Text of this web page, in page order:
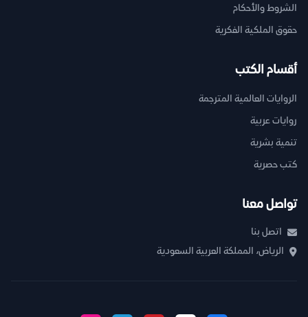
الشروط والأحكام
حقوق الملكية الفكرية
أقسام الكتب
الروايات العالمية المترجمة
روايات عربية
تنمية بشرية
كتب حصرية
تواصل معنا
اتصل بنا
الرياض، المملكة العربية السعودية